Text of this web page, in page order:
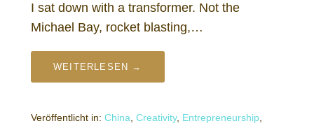
I sat down with a transformer. Not the
Michael Bay, rocket blasting,…
WEITERLESEN →
Veröffentlicht in: China Creativity, Entrepreneurship